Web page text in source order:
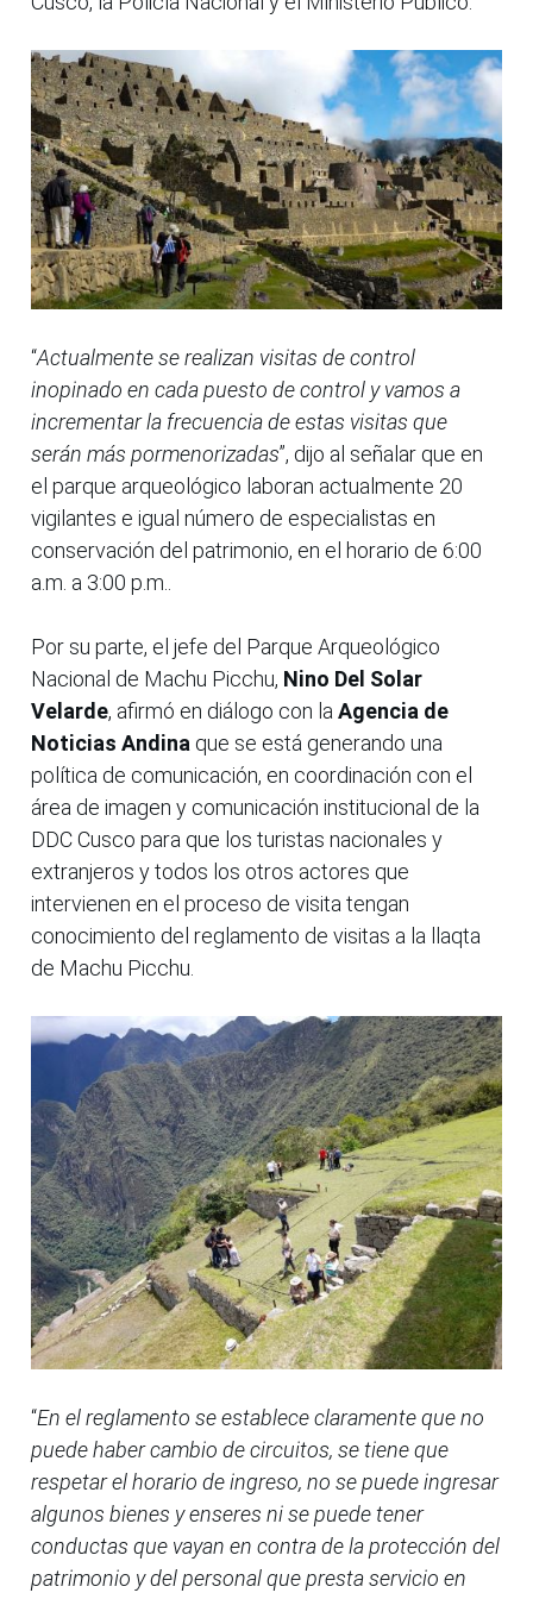
“Actualmente se realizan visitas de control
inopinado en cada puesto de control y vamos a
incrementar la frecuencia de estas visitas que
serán más pormenorizadas”, dijo al señalar que en
el parque arqueológico laboran actualmente 20
vigilantes e igual número de especialistas en
conservación del patrimonio, en el horario de 6:00
a.m. a 3:00 p.m..
Por su parte, el jefe del Parque Arqueológico
Nacional de Machu Picchu, Nino Del Solar
Velarde, afirmó en diálogo con la Agencia de
Noticias Andina que se está generando una
política de comunicación, en coordinación con el
área de imagen y comunicación institucional de la
DDC Cusco para que los turistas nacionales y
extranjeros y todos los otros actores que
intervienen en el proceso de visita tengan
conocimiento del reglamento de visitas a la llaqta
de Machu Picchu.
“En el reglamento se establece claramente que no
puede haber cambio de circuitos, se tiene que
respetar el horario de ingreso, no se puede ingresar
algunos bienes y enseres ni se puede tener
conductas que vayan en contra de la protección del
patrimonio y del personal que presta servicio en